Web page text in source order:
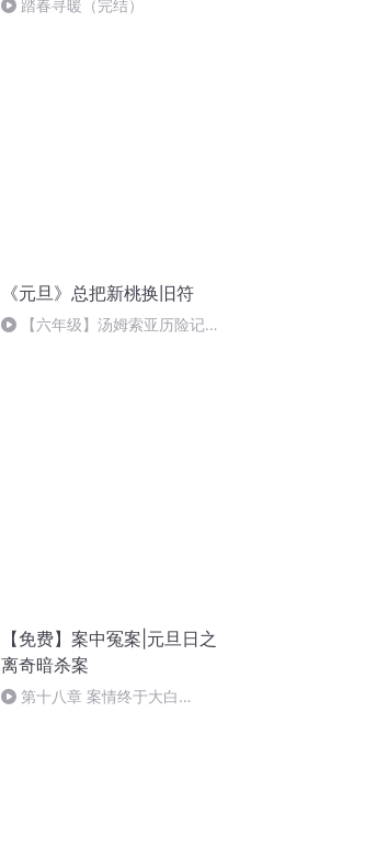
踏春寻暖（完结）
《元旦》总把新桃换旧符
【六年级】汤姆索亚历险记
【免费】案中冤案|元旦日之
离奇暗杀案
第十八章 案情终于大白